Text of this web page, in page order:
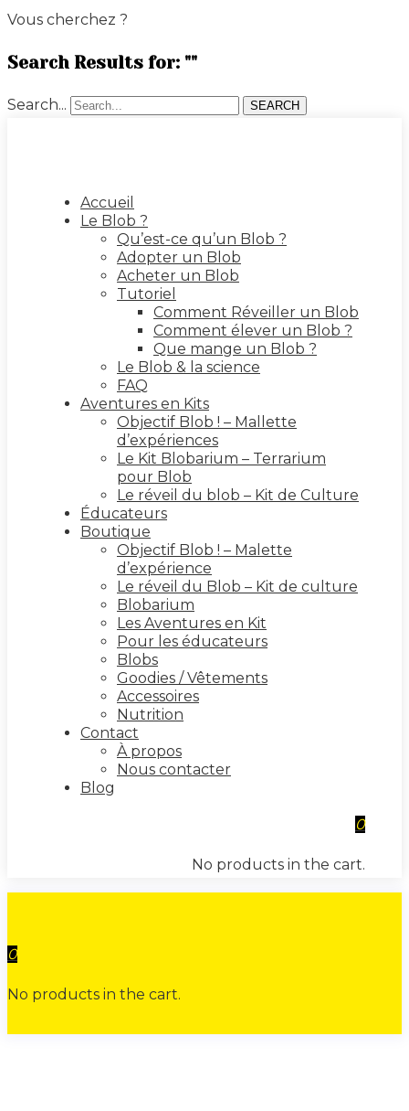
Vous cherchez ?
Search Results for: ""
Search... SEARCH
Accueil
Le Blob ?
Qu’est-ce qu’un Blob ?
Adopter un Blob
Acheter un Blob
Tutoriel
Comment Réveiller un Blob
Comment élever un Blob ?
Que mange un Blob ?
Le Blob & la science
FAQ
Aventures en Kits
Objectif Blob ! – Mallette
d’expériences
Le Kit Blobarium – Terrarium
pour Blob
Le réveil du blob – Kit de Culture
Éducateurs
Boutique
Objectif Blob ! – Malette
d’expérience
Le réveil du Blob – Kit de culture
Blobarium
Les Aventures en Kit
Pour les éducateurs
Blobs
Goodies / Vêtements
Accessoires
Nutrition
Contact
À propos
Nous contacter
Blog
0
No products in the cart.
0
No products in the cart.